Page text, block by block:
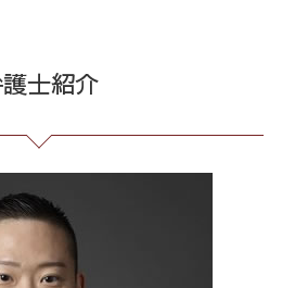
ミ講 違い
話
過払い金
ット メリット
題
ら
請求
弁護士
区 弁護士
区 弁護士
ク 全国 相談
国 弁護士
弁護士
士紹介